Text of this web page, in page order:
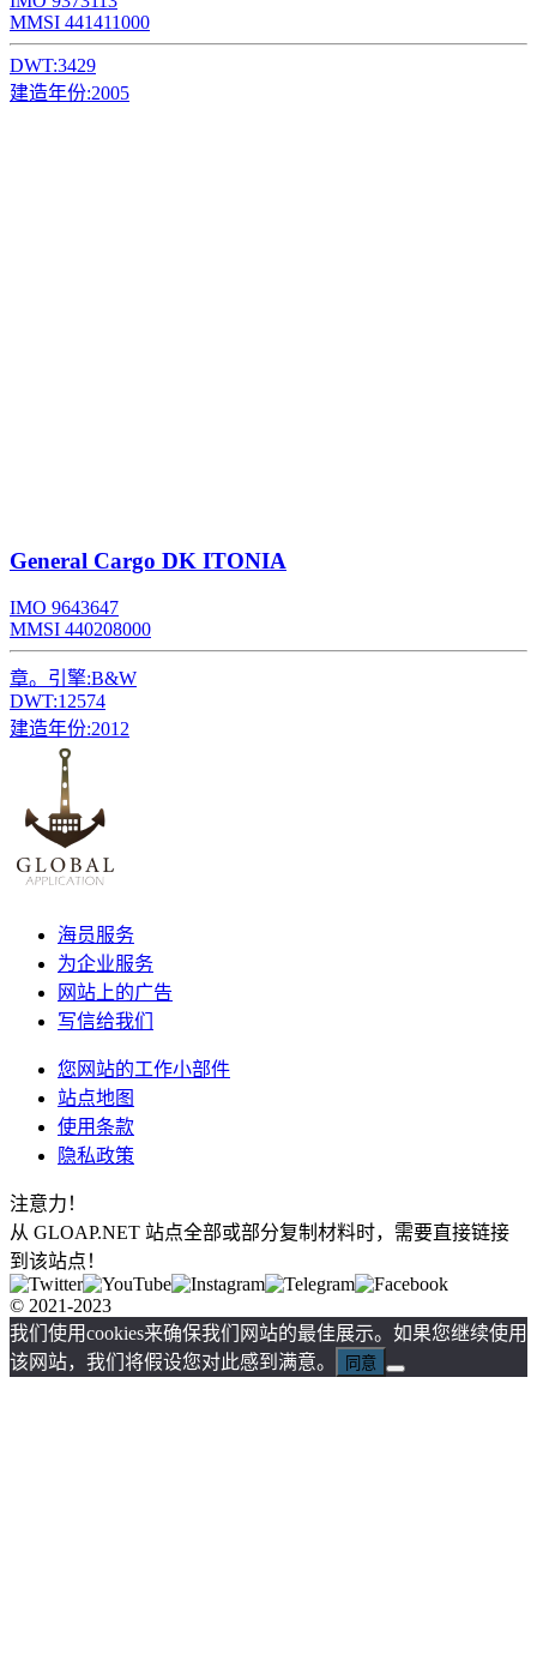
MMSI 441411000
DWT:3429
建造年份:2005
General Cargo DK ITONIA
IMO 9643647
MMSI 440208000
章。引擎:B&W
DWT:12574
建造年份:2012
海员服务
为企业服务
网站上的广告
写信给我们
您网站的工作小部件
站点地图
使用条款
隐私政策
注意力！
从 GLOAP.NET 站点全部或部分复制材料时，需要直接链接
到该站点！
© 2021-2023
我们使用cookies来确保我们网站的最佳展示。如果您继续使用
该网站，我们将假设您对此感到满意。
同意